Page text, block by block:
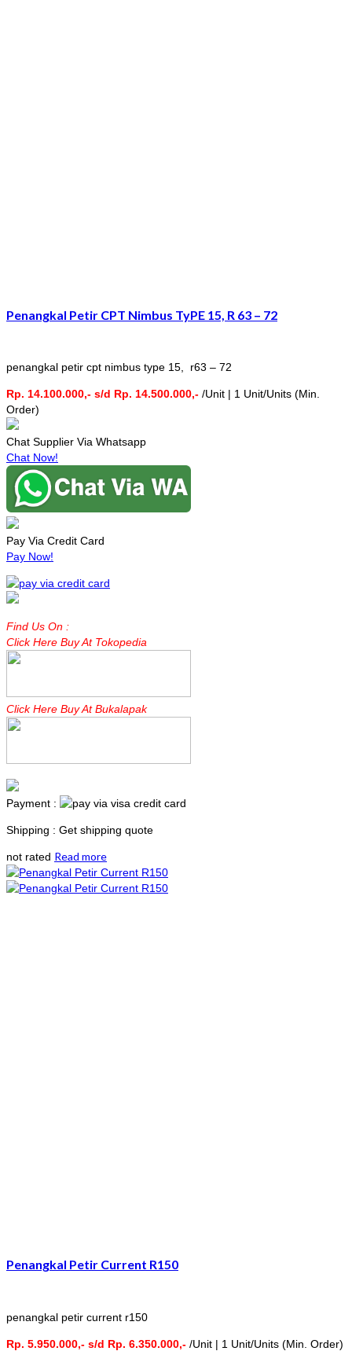
Penangkal Petir CPT Nimbus TyPE 15, R 63 – 72
penangkal petir cpt nimbus type 15, r63 – 72
Rp. 14.100.000,- s/d Rp. 14.500.000,- /Unit | 1 Unit/Units (Min.
Order)
Chat Supplier Via Whatsapp
Chat Now!
Pay Via Credit Card
Pay Now!
Find Us On :
Click Here Buy At Tokopedia
Click Here Buy At Bukalapak
Payment :
Shipping : Get shipping quote
not rated Read more
Penangkal Petir Current R150
penangkal petir current r150
Rp. 5.950.000,- s/d Rp. 6.350.000,- /Unit | 1 Unit/Units (Min. Order)